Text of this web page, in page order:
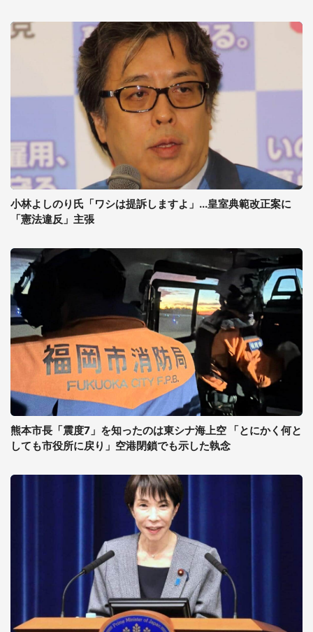
小林よしのり氏「ワシは提訴しますよ」...皇室典範改正案に
「憲法違反」主張
熊本市長「震度7」を知ったのは東シナ海上空 「とにかく何と
しても市役所に戻り」空港閉鎖でも示した執念